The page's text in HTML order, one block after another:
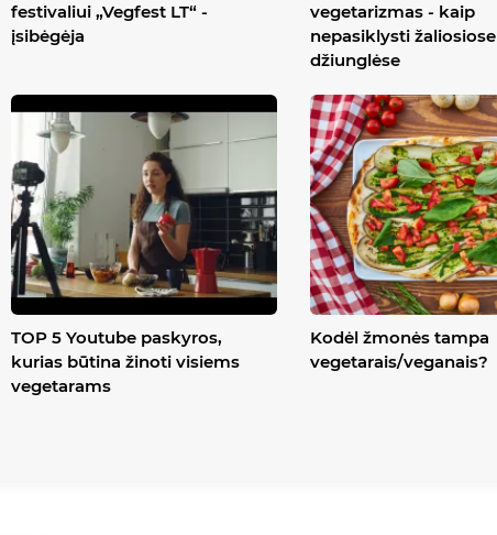
festivaliui „Vegfest LT“ -
įsibėgėja
vegetarizmas - kaip
nepasiklysti žaliosiose
džiunglėse
TOP 5 Youtube paskyros,
kurias būtina žinoti visiems
vegetarams
Kodėl žmonės tampa
vegetarais/veganais?